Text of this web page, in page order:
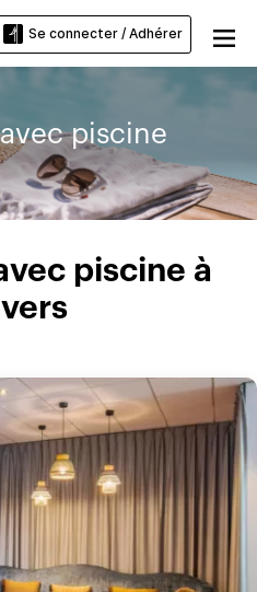
Se connecter / Adhérer
piscine
piscine à